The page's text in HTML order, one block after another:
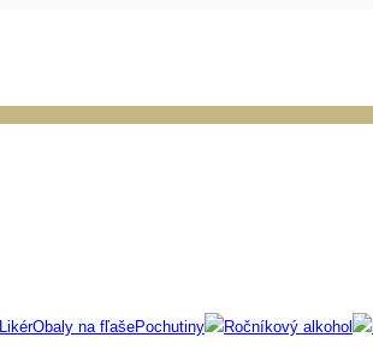
LikérObaly na fľašePochutiny Ročníkový alkohol